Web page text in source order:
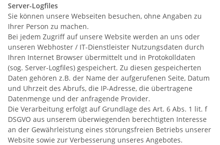
Server-Logfiles
Sie können unsere Webseiten besuchen, ohne Angaben zu
Ihrer Person zu machen.
Bei jedem Zugriff auf unsere Website werden an uns oder
unseren Webhoster / IT-Dienstleister Nutzungsdaten durch
Ihren Internet Browser übermittelt und in Protokolldaten
(sog. Server-Logfiles) gespeichert. Zu diesen gespeicherten
Daten gehören z.B. der Name der aufgerufenen Seite, Datum
und Uhrzeit des Abrufs, die IP-Adresse, die übertragene
Datenmenge und der anfragende Provider.
Die Verarbeitung erfolgt auf Grundlage des Art. 6 Abs. 1 lit. f
DSGVO aus unserem überwiegenden berechtigten Interesse
an der Gewährleistung eines störungsfreien Betriebs unserer
Website sowie zur Verbesserung unseres Angebotes.